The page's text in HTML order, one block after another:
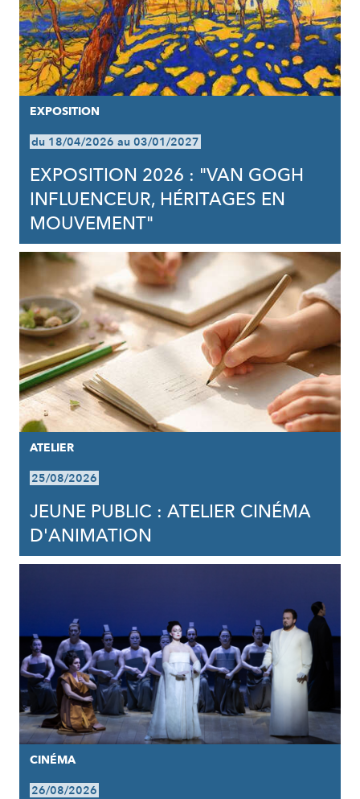
EXPOSITION
du 18/04/2026 au 03/01/2027
EXPOSITION 2026 : "VAN GOGH
INFLUENCEUR, HÉRITAGES EN
MOUVEMENT"
ATELIER
25/08/2026
JEUNE PUBLIC : ATELIER CINÉMA
D'ANIMATION
CINÉMA
26/08/2026